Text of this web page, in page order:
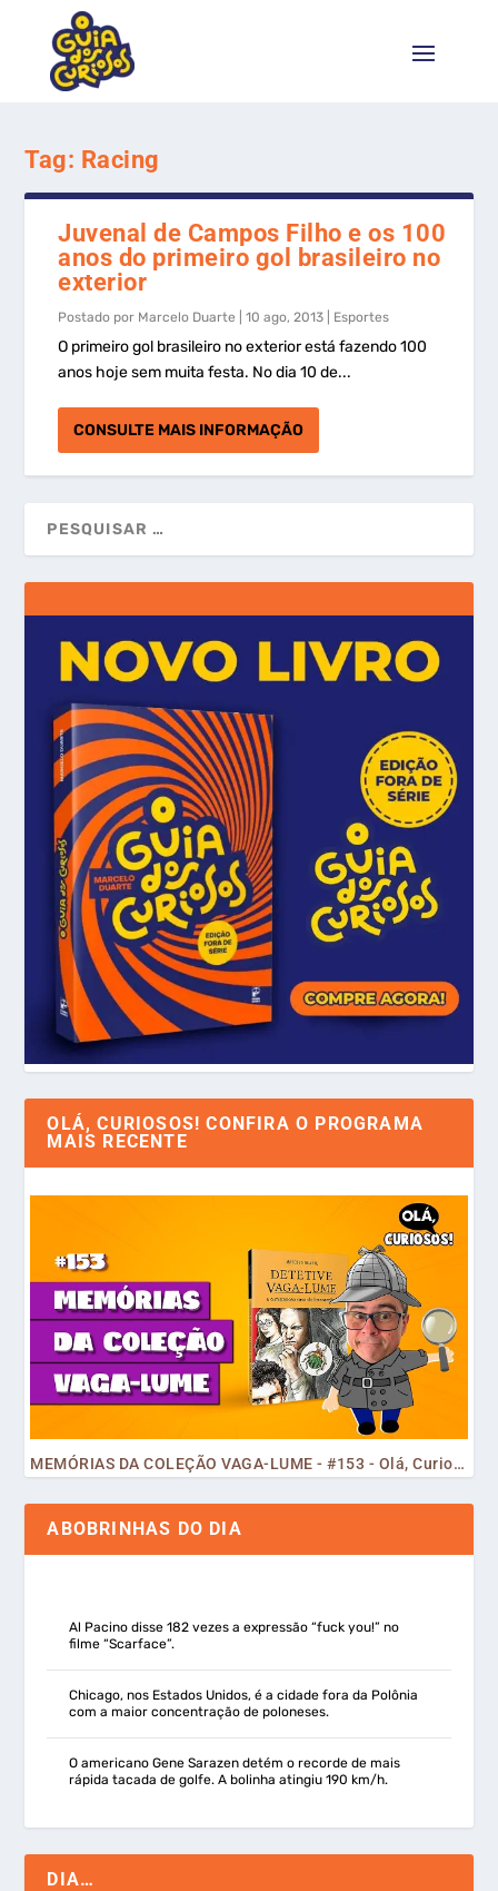
Tag: Racing
Juvenal de Campos Filho e os 100
anos do primeiro gol brasileiro no
exterior
Postado por Marcelo Duarte |10 ago, 2013 Esportes
O primeiro gol brasileiro no exterior está fazendo 100
anos hoje sem muita festa. No dia 10 de...
CONSULTE MAIS INFORMAÇÃO
OLÁ, CURIOSOS! CONFIRA O PROGRAMA
MAIS RECENTE
MEMÓRIAS DA COLEÇÃO VAGA-LUME - #153 - Olá, Curiosos! 2023
ABOBRINHAS DO DIA
Al Pacino disse 182 vezes a expressão “fuck you!” no
filme “Scarface”.
Chicago, nos Estados Unidos, é a cidade fora da Polônia
com a maior concentração de poloneses.
O americano Gene Sarazen detém o recorde de mais
rápida tacada de golfe. A bolinha atingiu 190 km/h.
DIA…